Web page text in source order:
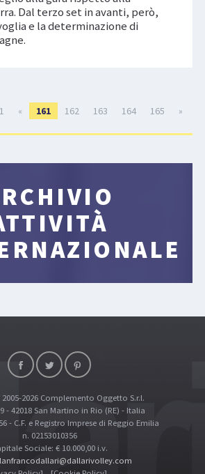
Dal terzo set in avanti, però,
e la determinazione di
« 161 162 163 164 165 »
2026 Complemento Oggetto S.r.l.
- 42018 San Martino in Rio (RE) - Italia
- C.F. e Registro Imprese di Reggio Emilia
n. 02153010356
Sociale: € 10.000,00 i.v.